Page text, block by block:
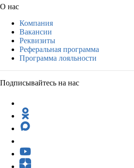
О нас
Компания
Вакансии
Реквизиты
Реферальная программа
Программа лояльности
Подписывайтесь на нас